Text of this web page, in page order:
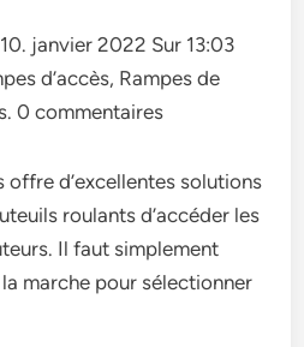
janvier 2022 Sur 13:03
d’accès, Rampes de
0 commentaires
offre d’excellentes solutions
roulants d’accéder les
Il faut simplement
marche pour sélectionner